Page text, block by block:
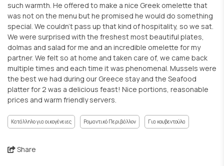
such warmth. He offered to make a nice Greek omelette that
was not on the menu but he promised he would do something
special. We couldn't pass up that kind of hospitality, so we sat.
We were surprised with the freshest most beautiful plates,
dolmas and salad for me and an incredible omelette for my
partner. We felt so at home and taken care of, we came back
multiple times and each time it was phenomenal. Mussels were
the best we had during our Greece stay and the Seafood
platter for 2 was a delicious feast! Nice portions, reasonable
prices and warm friendly servers.
Κατάλληλο για οικογένειες Ρομαντικό Περιβάλλον Για κουβεντούλα
Share